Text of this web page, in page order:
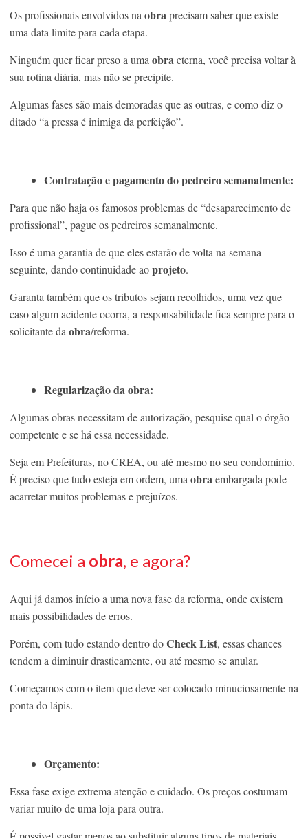
Os profissionais envolvidos na obra precisam saber que existe
uma data limite para cada etapa.
Ninguém quer ficar preso a uma obra eterna, você precisa voltar à
sua rotina diária, mas não se precipite.
Algumas fases são mais demoradas que as outras, e como diz o
ditado “a pressa é inimiga da perfeição”.
Contratação e pagamento do pedreiro semanalmente:
Para que não haja os famosos problemas de “desaparecimento de
profissional”, pague os pedreiros semanalmente.
Isso é uma garantia de que eles estarão de volta na semana
seguinte, dando continuidade aoprojeto.
Garanta também que os tributos sejam recolhidos, uma vez que
caso algum acidente ocorra, a responsabilidade fica sempre para o
solicitante da obra/reforma.
Regularização da obra:
Algumas obras necessitam de autorização, pesquise qual o órgão
competente e se há essa necessidade.
Seja em Prefeituras, no CREA, ou até mesmo no seu condomínio.
É preciso que tudo esteja em ordem, uma obra embargada pode
acarretar muitos problemas e prejuízos.
Comecei a obra, e agora?
Aqui já damos início a uma nova fase da reforma, onde existem
mais possibilidades de erros.
Porém, com tudo estando dentro doCheck List, essas chances
tendem a diminuir drasticamente, ou até mesmo se anular.
Começamos com o item que deve ser colocado minuciosamente na
ponta do lápis.
Orçamento:
Essa fase exige extrema atenção e cuidado. Os preços costumam
variar muito de uma loja para outra.